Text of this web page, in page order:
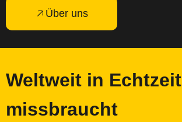
Über uns
Weltweit in Echtzeit
missbraucht